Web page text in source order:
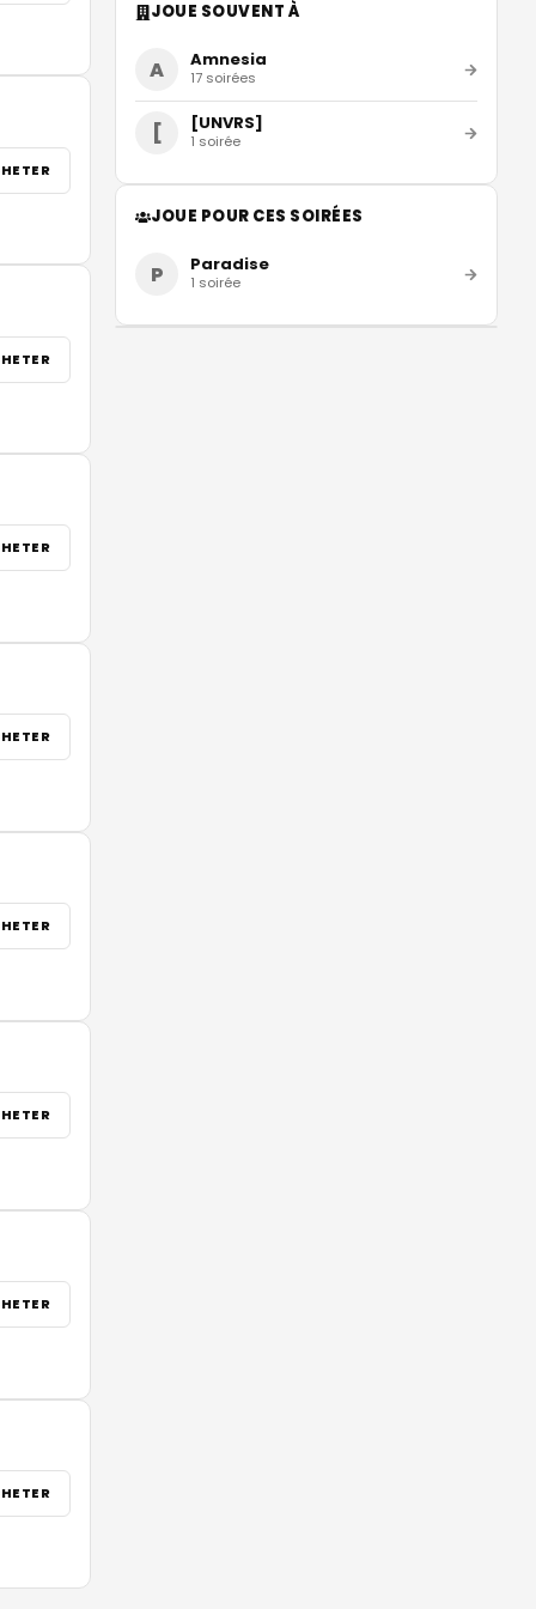
JOUE SOUVENT À
A Amnesia
17 soirées
[ [UNVRS]
1 soirée
JOUE POUR CES SOIRÉES
P Paradise
1 soirée